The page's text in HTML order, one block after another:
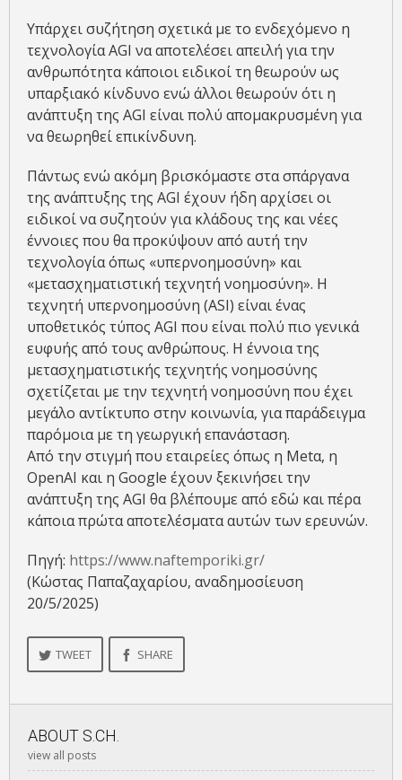
Υπάρχει συζήτηση σχετικά με το ενδεχόμενο η
τεχνολογία AGI να αποτελέσει απειλή για την
ανθρωπότητα κάποιοι ειδικοί τη θεωρούν ως
υπαρξιακό κίνδυνο ενώ άλλοι θεωρούν ότι η
ανάπτυξη της AGI είναι πολύ απομακρυσμένη για
να θεωρηθεί επικίνδυνη.
Πάντως ενώ ακόμη βρισκόμαστε στα σπάργανα
της ανάπτυξης της AGI έχουν ήδη αρχίσει οι
ειδικοί να συζητούν για κλάδους της και νέες
έννοιες που θα προκύψουν από αυτή την
τεχνολογία όπως «υπερνοημοσύνη» και
«μετασχηματιστική τεχνητή νοημοσύνη». Η
τεχνητή υπερνοημοσύνη (ASI) είναι ένας
υποθετικός τύπος AGI που είναι πολύ πιο γενικά
ευφυής από τους ανθρώπους. Η έννοια της
μετασχηματιστικής τεχνητής νοημοσύνης
σχετίζεται με την τεχνητή νοημοσύνη που έχει
μεγάλο αντίκτυπο στην κοινωνία, για παράδειγμα
παρόμοια με τη γεωργική επανάσταση.
Από την στιγμή που εταιρείες όπως η Metα, η
OpenAI και η Google έχουν ξεκινήσει την
ανάπτυξη της AGI θα βλέπουμε από εδώ και πέρα
κάποια πρώτα αποτελέσματα αυτών των ερευνών.
Πηγή: https://www.naftemporiki.gr/
(Κώστας Παπαζαχαρίου, αναδημοσίευση
20/5/2025)
TWEET SHARE
ABOUT S.CH.
view all posts